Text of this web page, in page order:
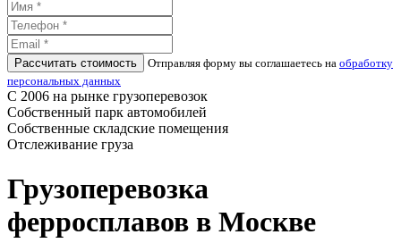
Рассчитать стоимость Отправляя форму вы соглашаетесь на обработку
персональных данных
С 2006 на рынке грузоперевозок
Собственный парк автомобилей
Собственные складские помещения
Отслеживание груза
Грузоперевозка
ферросплавов в Москве